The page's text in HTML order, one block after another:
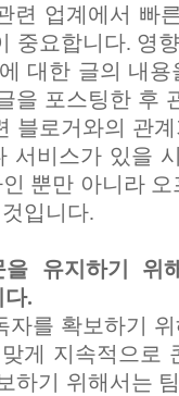
련 업계에서 빠
중요합니다. 영
대한 글의 내
을 포스팅한 후
블로거와의 관
서비스가 있을
뿐만 아니라
입니다.
유지하기 위
.
자를 확보하기
게 지속적으로
하기 위해서는